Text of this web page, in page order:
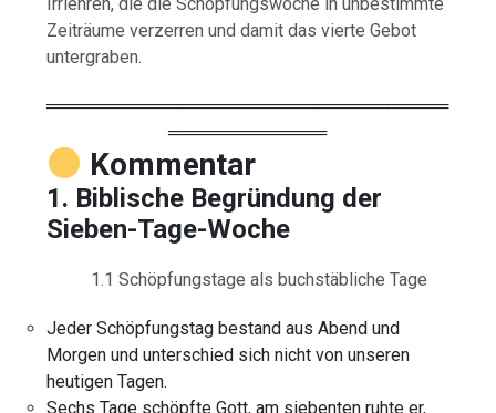
Zeiträume verzerren und damit das vierte Gebot
untergraben.
═════════════════════════════════
═════════════
Kommentar
1. Biblische Begründung der
Sieben-Tage-Woche
1.1 Schöpfungstage als buchstäbliche Tage
Jeder Schöpfungstag bestand aus Abend und
Morgen und unterschied sich nicht von unseren
heutigen Tagen.
Sechs Tage schöpfte Gott, am siebenten ruhte er,